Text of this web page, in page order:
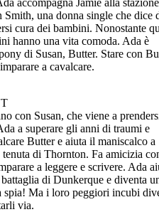
una donna single che dice
cura dei bambini. Nonostante
hanno una vita comoda. Ada è
di Susan, Butter. Stare con
a cavalcare.
con Susan, che viene a
a superare gli anni di traumi e
Butter e aiuta il maniscalco a
di Thornton. Fa amicizia
a leggere e scrivere. Ada
di Dunkerque e diventa
spia! Ma i loro peggiori incubi
via.